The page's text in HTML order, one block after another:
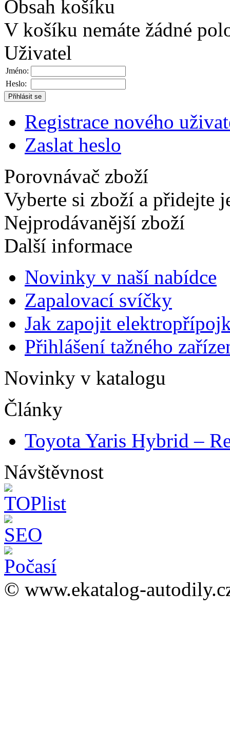
Obsah košíku
V košíku nemáte žádné
Uživatel
Jméno:
Heslo:
Registrace nového
Zaslat heslo
Porovnávač zboží
Vyberte si zboží a přidejte
Nejprodávanější zboží
Další informace
Novinky v naší nabídce
Zapalovací svíčky
Jak zapojit
Přihlášení tažného
Novinky v katalogu
Články
Toyota Yaris Hybrid –
Návštěvnost
© www.ekatalog-